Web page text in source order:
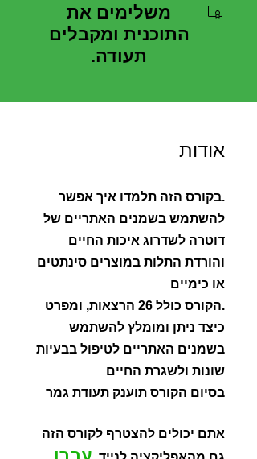
משלימים את
התוכנית ומקבלים
תעודה.
אודות
.בקורס הזה תלמדו איך אפשר
להשתמש בשמנים האתריים של
דוטרה לשדרוג איכות החיים
והורדת התלות במוצרים סינתטים
.הקורס כולל 26 הרצאות, ומפרט
כיצד ניתן ומומלץ להשתמש
בשמנים האתריים לטיפול בבעיות
בסיום הקורס תוענק תעודת גמר
אתם יכולים להצטרף לקורס הזה